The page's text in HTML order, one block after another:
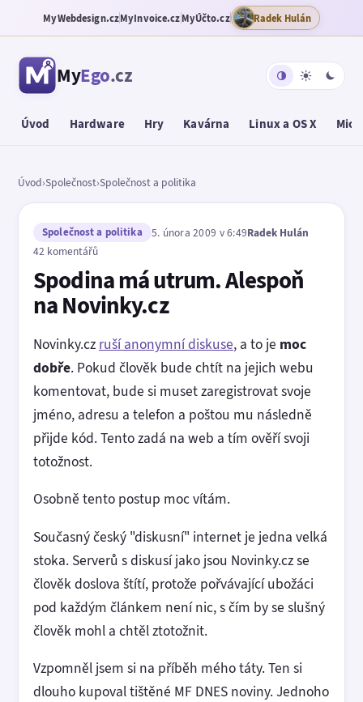
MyWebdesign.czMyInvoice.czMyÚčto.cz Radek Hulán
MyEgo.cz
Úvod Hardware Hry Kavárna Linux a OS X
Úvod›Společnost›Společnost a politika
Společnost a politika 5. února 2009 v 6:49Radek Hulán
42 komentářů
Spodina má utrum. Alespoň
na Novinky.cz
Novinky.cz ruší anonymní diskuse, a to je moc
dobře. Pokud člověk bude chtít na jejich webu
komentovat, bude si muset zaregistrovat svoje
jméno, adresu a telefon a poštou mu následně
přijde kód. Tento zadá na web a tím ověří svoji
totožnost.
Osobně tento postup moc vítám.
Současný český "diskusní" internet je jedna velká
stoka. Serverů s diskusí jako jsou Novinky.cz se
člověk doslova štítí, protože pořvávající ubožáci
pod každým článkem není nic, s čím by se slušný
člověk mohl a chtěl ztotožnit.
Vzpomněl jsem si na příběh mého táty. Ten si
dlouho kupoval tištěné MF DNES noviny. Jednoho